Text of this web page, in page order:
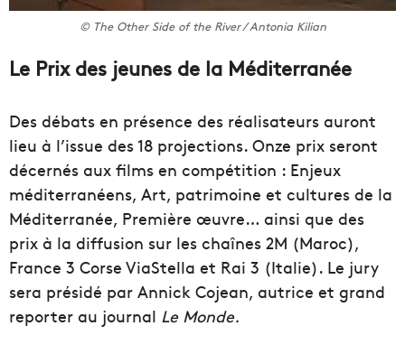
© The Other Side of the River / Antonia Kilian
Le Prix des jeunes de la Méditerranée
Des débats en présence des réalisateurs auront
lieu à l’issue des 18 projections. Onze prix seront
décernés aux films en compétition : Enjeux
méditerranéens, Art, patrimoine et cultures de la
Méditerranée, Première œuvre… ainsi que des
prix à la diffusion sur les chaînes 2M (Maroc),
France 3 Corse ViaStella et Rai 3 (Italie). Le jury
sera présidé par Annick Cojean, autrice et grand
reporter au journal Le Monde.